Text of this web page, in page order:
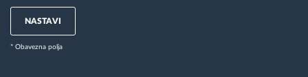
NASTAVI
* Obavezna polja